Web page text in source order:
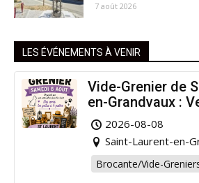
7 août 2026
LES ÉVÉNEMENTS À VENIR
Vide-Grenier de
en-Grandvaux :
pour la bonne
2026-08-08
Saint-Laurent-en-
Brocante/Vide-